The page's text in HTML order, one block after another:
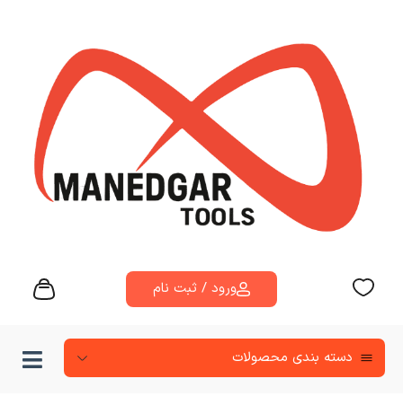
ورود / ثبت نام
دسته‌ بندی محصولات